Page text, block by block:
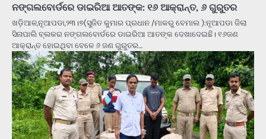
ନଙ୍ଗଲବୋର୍ଡରେ ଡାଇରିଆ ଆତଙ୍କ: ୧୬ ଆକ୍ରାନ୍ତ, ୬ ଗୁରୁତର
ଖଡ଼ିଆଳ,ନୂଆପଡା,୨୩।୭(ସୁଜିତ କୁମାର ପ୍ରଧାନ /ମାକରୁ ବେମାଲ ):ନୂଆପଡା ଜିଲା
ସିନାପାଲି ବ୍ଲକର ନଙ୍ଗଲବୋର୍ଡରେ ଡାଇରିଆ ଆତଙ୍କ ଦେଖାଦେଇଛି। ୧୬ଜଣ
ଆକ୍ରାନ୍ତ ହୋଇଥିବା ବେଳେ ୬ ଜଣ ଗୁରୁତର…